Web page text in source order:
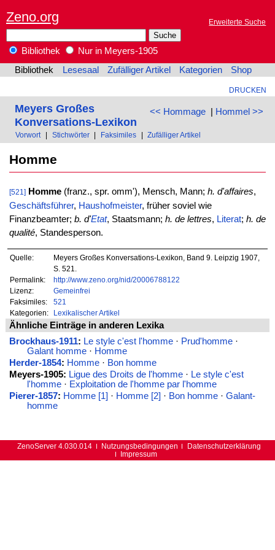
Zeno.org Erweiterte Suche
Bibliothek
Nur in Meyers-1905
Bibliothek
Lesesaal Zufälliger Artikel Kategorien Shop
DRUCKEN
<< Hommage| Hommel >>
Meyers Großes
Konversations-Lexikon
Vorwort Stichwörter Faksimiles Zufälliger Artikel
Homme
[521] Homme(franz., spr. omm'), Mensch, Mann; h. d'affaires,
Geschäftsführer, Haushofmeister, früher soviel wie
Finanzbeamter; b. d'Etat, Staatsmann; h. de lettres, Literat; h. de
qualité, Standesperson.
Quelle:
Meyers Großes Konversations-Lexikon, Band 9. Leipzig 1907,
S. 521.
Permalink:
http://www.zeno.org/nid/20006788122
Lizenz:
Gemeinfrei
Faksimiles:
521
Kategorien:
Lexikalischer Artikel
Ähnliche Einträge in anderen Lexika
Brockhaus-1911: Le style c'est l'homme· Prud'homme·
Galant homme· Homme
Herder-1854: Homme· Bon homme
Meyers-1905: Ligue des Droits de l'homme· Le style c'est
l'homme· Exploitation de l'homme par l'homme
Pierer-1857: Homme [1] · Homme [2] · Bon homme· Galant-
homme
ZenoServer 4.030.014 Nutzungsbedingungen
Datenschutzerklärung
Impressum